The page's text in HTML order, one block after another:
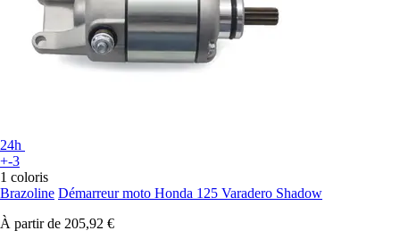
24h
+-3
1 coloris
Brazoline Démarreur moto Honda 125 Varadero Shadow
À partir de 205,92 €